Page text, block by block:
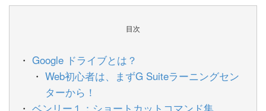
目次
Google ドライブとは？
Web初心者は、まずG Suiteラーニングセン
ターから！
ベンリー１：ショートカットコマンド集